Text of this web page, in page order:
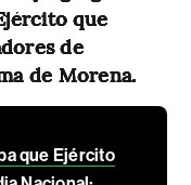
que
de
de Morena.
que Ejército